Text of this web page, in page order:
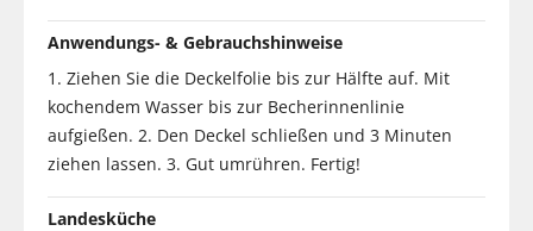
Anwendungs- & Gebrauchshinweise
1. Ziehen Sie die Deckelfolie bis zur Hälfte auf. Mit
kochendem Wasser bis zur Becherinnenlinie
aufgießen. 2. Den Deckel schließen und 3 Minuten
ziehen lassen. 3. Gut umrühren. Fertig!
Landesküche